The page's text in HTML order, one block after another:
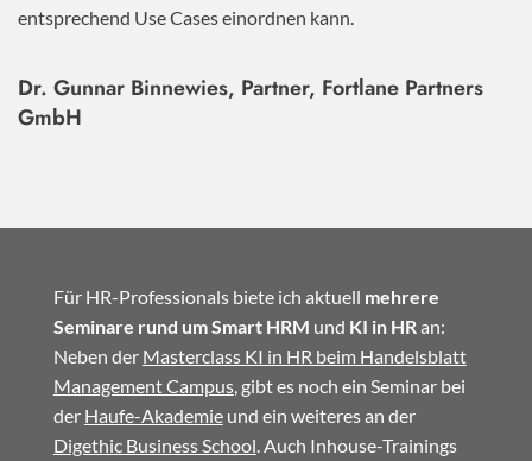
entsprechend Use Cases einordnen kann.
Dr. Gunnar Binnewies, Partner, Fortlane Partners
GmbH
Für HR-Professionals biete ich aktuell mehrere
Seminare rund um Smart HRM und KI in HR an:
Neben der Masterclass KI in HR beim Handelsblatt
Management Campus, gibt es noch ein Seminar bei
der Haufe-Akademieund ein weiteres an der
Digethic Business School . Auch Inhouse-Trainings